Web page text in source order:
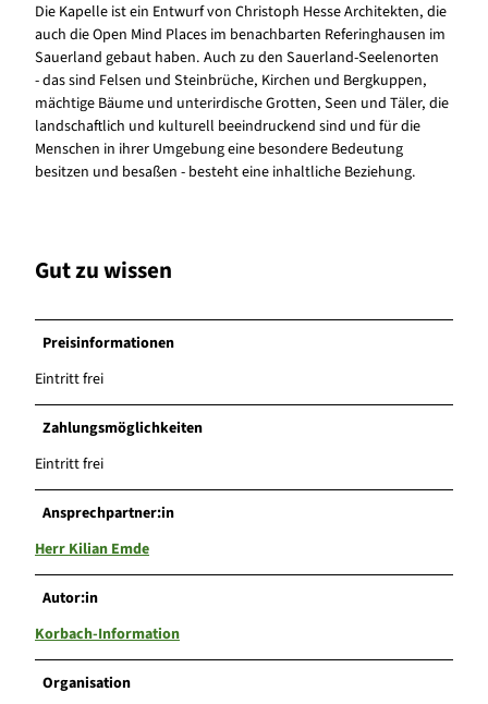
Die Kapelle ist ein Entwurf von Christoph Hesse Architekten, die
auch die Open Mind Places im benachbarten Referinghausen im
Sauerland gebaut haben. Auch zu den Sauerland-Seelenorten
- das sind Felsen und Steinbrüche, Kirchen und Bergkuppen,
mächtige Bäume und unterirdische Grotten, Seen und Täler, die
landschaftlich und kulturell beeindruckend sind und für die
Menschen in ihrer Umgebung eine besondere Bedeutung
besitzen und besaßen - besteht eine inhaltliche Beziehung.
Gut zu wissen
Preisinformationen
Eintritt frei
Zahlungsmöglichkeiten
Eintritt frei
Ansprechpartner:in
Herr Kilian Emde
Autor:in
Korbach-Information
Organisation